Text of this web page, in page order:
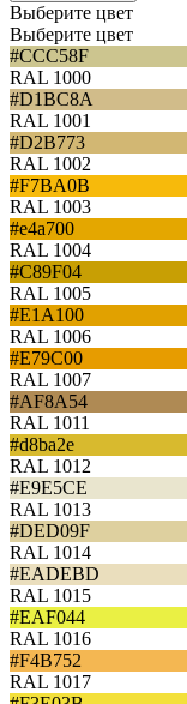
Выберите цвет
Выберите цвет
#CCC58F
RAL 1000
#D1BC8A
RAL 1001
#D2B773
RAL 1002
#F7BA0B
RAL 1003
#e4a700
RAL 1004
#C89F04
RAL 1005
#E1A100
RAL 1006
#E79C00
RAL 1007
#AF8A54
RAL 1011
#d8ba2e
RAL 1012
#E9E5CE
RAL 1013
#DED09F
RAL 1014
#EADEBD
RAL 1015
#EAF044
RAL 1016
#F4B752
RAL 1017